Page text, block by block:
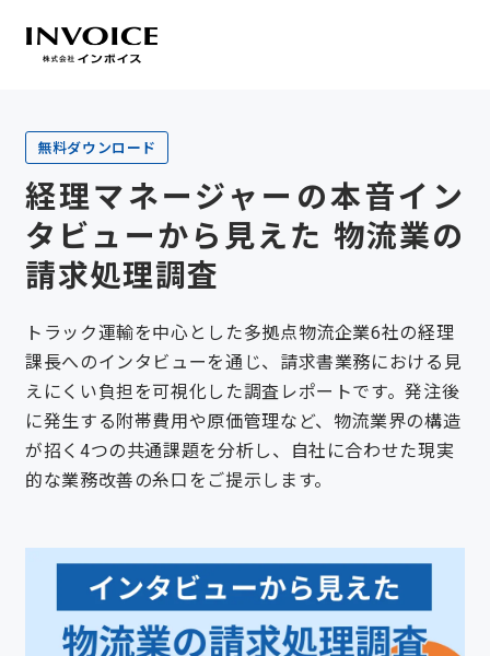
無料ダウンロード
経理マネージャーの本音イン
タビューから見えた 物流業の
請求処理調査
トラック運輸を中心とした多拠点物流企業6社の経理
課長へのインタビューを通じ、請求書業務における見
えにくい負担を可視化した調査レポートです。発注後
に発生する附帯費用や原価管理など、物流業界の構造
が招く4つの共通課題を分析し、自社に合わせた現実
的な業務改善の糸口をご提示します。